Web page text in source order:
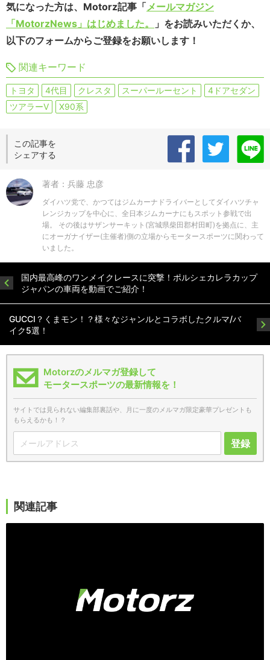
気になった方は、Motorz記事「メールマガジン
「MotorzNews」はじめました。
」をお読みいただくか、
以下のフォームからご登録をお願いします！
関連キーワード
トヨタ 4代目 クレスタ スーパールーセント
4ドアセダン
ツアラーV
X90系
この記事を
シェアする
著者：兵藤 忠彦
ダイハツ党で、かつてはジムカーナドライバーとしてダイハツチャ
レンジカップを中心に、全日本ジムカーナにもスポット参戦で出
場。 その後はサザンサーキット(宮城県柴田郡村田町)を拠点に、主
にオーガナイザー(主催者)側の立場からモータースポーツに関わって
いました。
国内最高峰のワンメイクレースに突撃！ポルシェカレラカップ
ジャパンの車両を動画でご紹介！
GUCCI？くまモン！？様々なジャンルとコラボしたクルマ/バ
イク5選！
Motorzのメルマガ登録して
モータースポーツの最新情報を！
サイトでは見られない編集部裏話や、月に一度のメルマガ限定豪華プレゼントも
もらえるかも！？
登録
関連記事